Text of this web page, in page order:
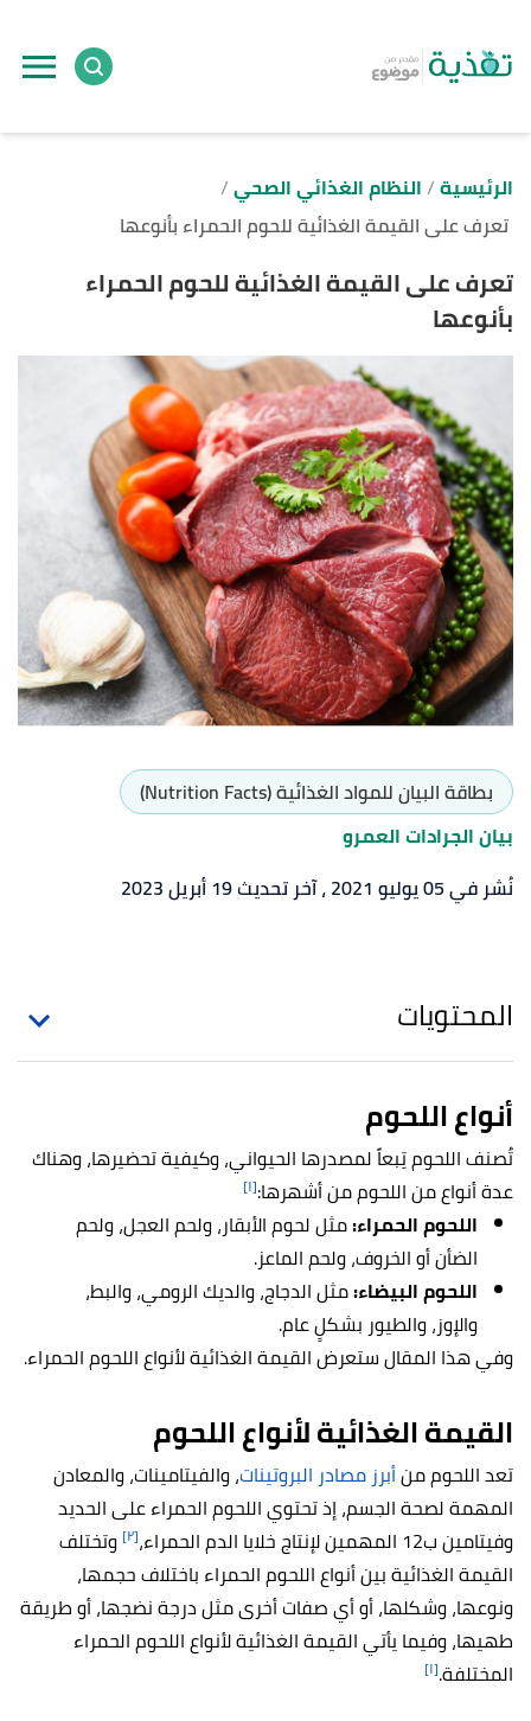
الرئيسية النظام الغذائي الصحي
تعرف على القيمة الغذائية للحوم الحمراء بأنوعها
تعرف على القيمة الغذائية للحوم الحمراء
بأنوعها
بطاقة البيان للمواد الغذائية (Nutrition Facts)
بيان الجرادات العمرو
نُشر في 05 يوليو 2021
، آخر تحديث 19 أبريل 2023
المحتويات
أنواع اللحوم
تُصنف اللحوم تِبعاً لمصدرها الحيواني، وكيفية تحضيرها، وهناك
عدة أنواع من اللحوم من أشهرها:[١]
اللحوم الحمراء:مثل لحوم الأبقار، ولحم العجل، ولحم
الضأن أو الخروف، ولحم الماعز.
اللحوم البيضاء:مثل الدجاج، والديك الرومي، والبط،
والإوز، والطيور بشكلٍ عام.
وفي هذا المقال ستعرض القيمة الغذائية لأنواع اللحوم الحمراء.
القيمة الغذائية لأنواع اللحوم
تعد اللحوم منأبرز مصادر البروتينات، والفيتامينات، والمعادن
المهمة لصحة الجسم، إذ تحتوي اللحوم الحمراء على الحديد
وفيتامين ب12 المهمين لإنتاج خلايا الدم الحمراء،
[٢]
وتختلف
القيمة الغذائية بين أنواع اللحوم الحمراء باختلاف حجمها،
ونوعها، وشكلها، أو أي صفات أخرى مثل درجة نضجها، أو طريقة
طهيها، وفيما يأتي القيمة الغذائية لأنواع اللحوم الحمراء
المختلفة.[١]